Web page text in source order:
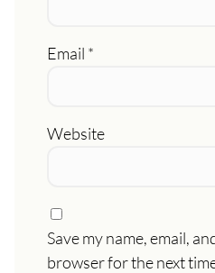
Email *
Website
Save my name, email,
browser for the next